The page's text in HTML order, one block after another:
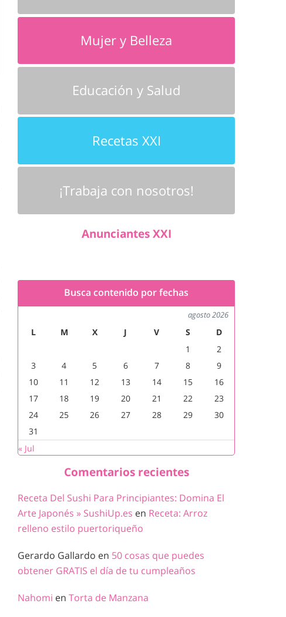
Mujer y Belleza
Educación y Salud
Recetas XXI
¡Trabaja con nosotros!
Anunciantes XXI
Busca contenido por fechas
agosto 2026
L M X J V S
D
1
2
3
4 5 6 7 8
9
10
11 12 13 14 15
16
17
18 19 20 21 22
23
24
25 26 27 28 29
30
31
« Jul
Comentarios recientes
Receta Del Sushi Para Principiantes: Domina El
Arte Japonés » SushiUp.es en Receta: Arroz
relleno estilo puertoriqueño
Gerardo Gallardo en 50 cosas que puedes
obtener GRATIS el día de tu cumpleaños
Nahomi en Torta de Manzana